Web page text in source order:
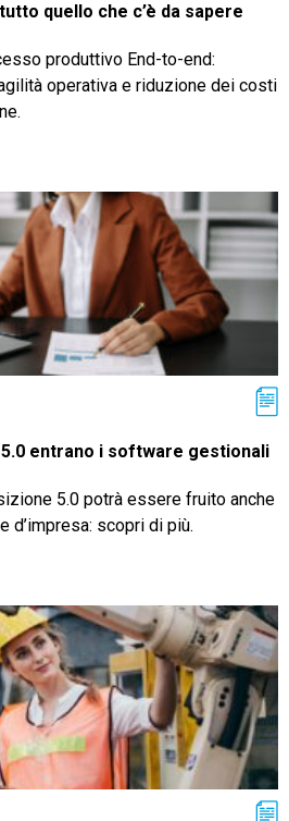
quello che c’è da sapere
produttivo End-to-end:
operativa e riduzione dei costi
entrano i software gestionali
5.0 potrà essere fruito anche
scopri di più.